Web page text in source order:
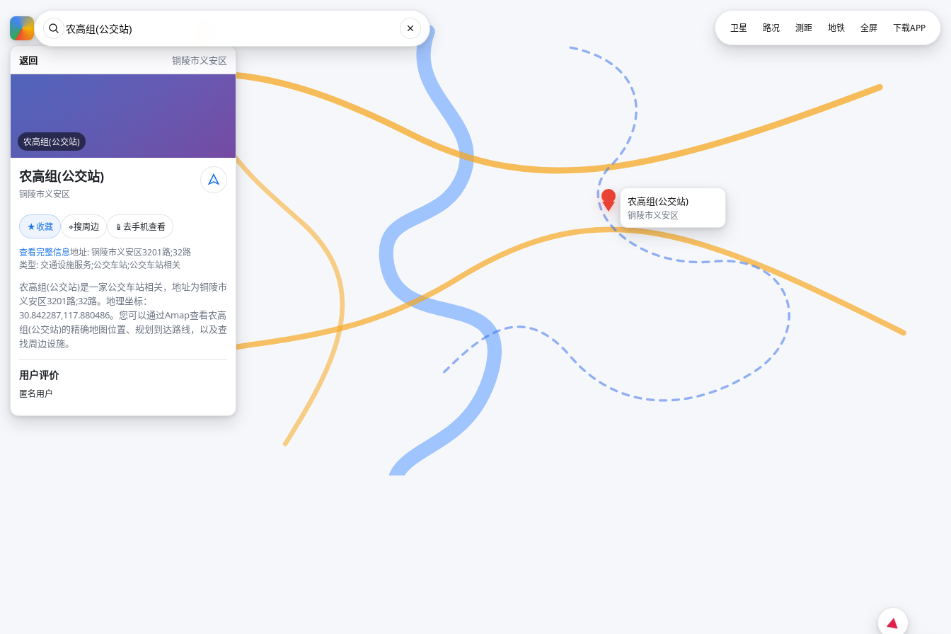
返回 铜陵市义安区
农高组(公交站)
农高组(公交站)
铜陵市义安区
★收藏 ⌖搜周边 📱 去手机查看
查看完整信息地址: 铜陵市义安区3201路;32路
类型: 交通设施服务;公交车站;公交车站相关
农高组(公交站)是一家公交车站相关，地址为铜陵市
义安区3201路;32路。地理坐标：
30.842287,117.880486。您可以通过Amap查看农高
组(公交站)的精确地图位置、规划到达路线，以及查
找周边设施。
用户评价
匿名用户
农高组(公交站)
铜陵市义安区
卫星 路况 测距 地铁 全屏 下载APP